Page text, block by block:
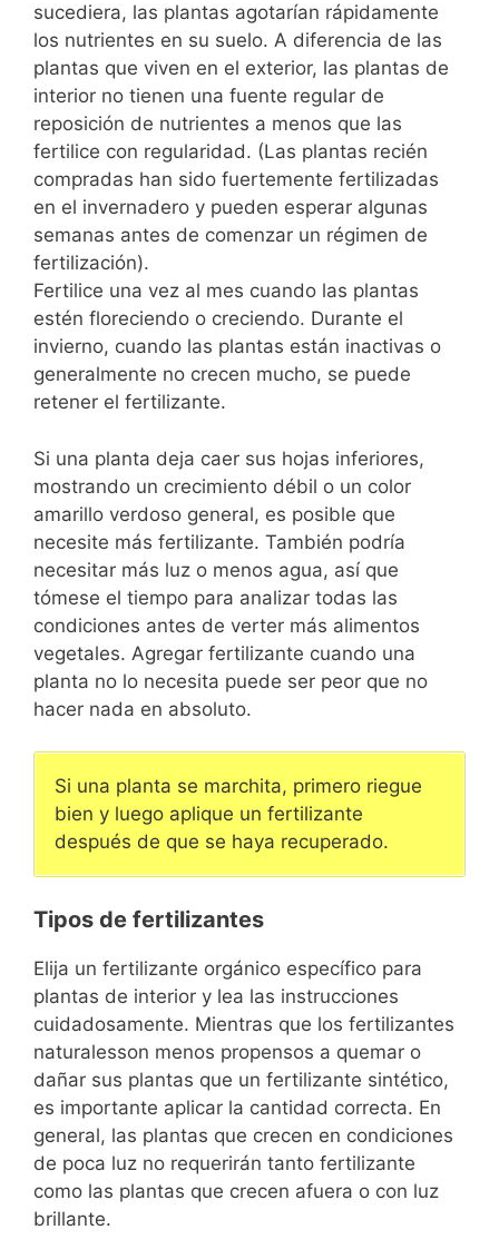
sucediera, las plantas agotarían rápidamente
los nutrientes en su suelo. A diferencia de las
plantas que viven en el exterior, las plantas de
interior no tienen una fuente regular de
reposición de nutrientes a menos que las
fertilice con regularidad. (Las plantas recién
compradas han sido fuertemente fertilizadas
en el invernadero y pueden esperar algunas
semanas antes de comenzar un régimen de
fertilización).
Fertilice una vez al mes cuando las plantas
estén floreciendo o creciendo. Durante el
invierno, cuando las plantas están inactivas o
generalmente no crecen mucho, se puede
retener el fertilizante.
Si una planta deja caer sus hojas inferiores,
mostrando un crecimiento débil o un color
amarillo verdoso general, es posible que
necesite más fertilizante. También podría
necesitar más luz o menos agua, así que
tómese el tiempo para analizar todas las
condiciones antes de verter más alimentos
vegetales. Agregar fertilizante cuando una
planta no lo necesita puede ser peor que no
hacer nada en absoluto.
Si una planta se marchita, primero riegue
bien y luego aplique un fertilizante
después de que se haya recuperado.
Tipos de fertilizantes
Elija un fertilizante orgánico específico para
plantas de interior y lea las instrucciones
cuidadosamente. Mientras que los fertilizantes
naturalesson menos propensos a quemar o
dañar sus plantas que un fertilizante sintético,
es importante aplicar la cantidad correcta. En
general, las plantas que crecen en condiciones
de poca luz no requerirán tanto fertilizante
como las plantas que crecen afuera o con luz
brillante.